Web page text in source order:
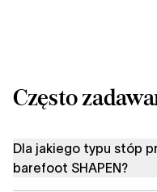
Często
Dla jakiego typu stóp
barefoot SHAPEN?